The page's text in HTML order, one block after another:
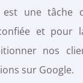
est une tâche
et pour
nos
sur Google.